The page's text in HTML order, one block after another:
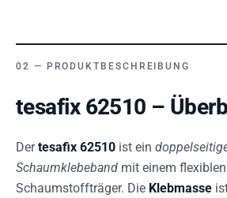
PRODUKTBESCHREIBUNG
tesafix 62510 –
Dertesafix 62510 ist ein
Schaumklebeband mit einem flexiblen
Schaumstoffträger. Die Klebmasse